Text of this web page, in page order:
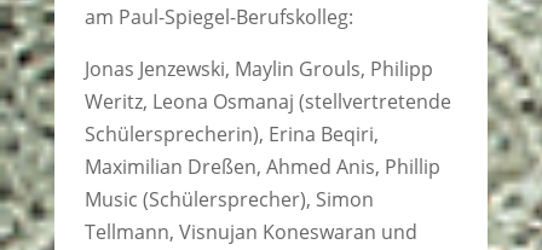
am Paul-Spiegel-Berufskolleg:
Jonas Jenzewski, Maylin Grouls, Philipp
Weritz, Leona Osmanaj (stellvertretende
Schülersprecherin), Erina Beqiri,
Maximilian Dreßen, Ahmed Anis, Phillip
Music (Schülersprecher), Simon
Tellmann, Visnujan Koneswaran und